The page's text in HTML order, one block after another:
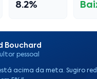
8.2%
Bouchard
pessoal
acima da meta. Sugiro